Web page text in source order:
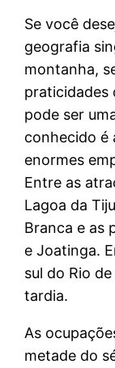
Se você
geografia
montanha,
praticidades
pode ser
conhecido é
enormes
Entre as
Lagoa da
Branca e as
e Joatinga.
sul do Rio
tardia.
As
metade do